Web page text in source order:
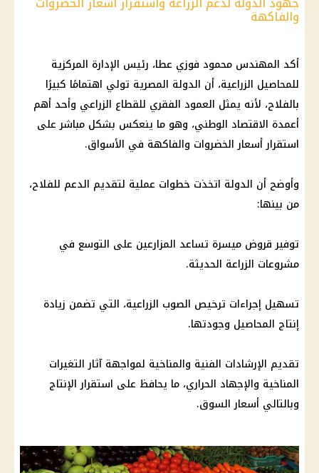
والفاكهة
أكد المهندس محمود فوزي عطا، رئيس الإدارة المركزية
للمحاصيل الزراعية، أن الدولة المصرية تولي اهتمامًا كبيرًا
بالفلاح، لأنه يمثل العمود الفقري للقطاع الزراعي وأحد أهم
أعمدة الاقتصاد الوطني، وهو ما ينعكس بشكل مباشر على
استقرار أسعار الخضروات والفاكهة في الأسواق.
وأوضح أن الدولة اتخذت خطوات عملية لتقديم الدعم للفلاح،
من بينها:
توفير قروض ميسرة تساعد المزارعين على التوسع في
مشروعات الزراعة الحديثة.
تسهيل إجراءات ترخيص الصوب الزراعية، التي تضمن زيادة
إنتاج المحاصيل وجودتها.
تقديم الإرشادات الفنية والمناخية لمواجهة آثار التغيرات
المناخية والإجهاد الحراري، ما يحافظ على استقرار الإنتاج
وبالتالي أسعار السوق.